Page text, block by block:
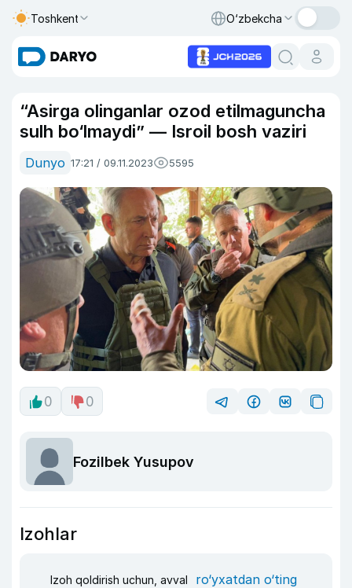
Toshkent O‘zbekcha
“Asirga olinganlar ozod etilmaguncha
sulh bo‘lmaydi” — Isroil bosh vaziri
Dunyo 17:21 / 09.11.2023 5595
0 0
Fozilbek Yusupov
Izohlar
Izoh qoldirish uchun, avval ro‘yxatdan o‘ting